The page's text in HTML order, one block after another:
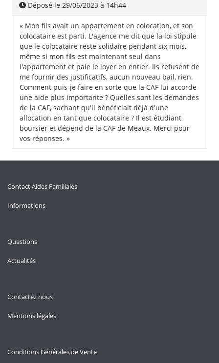
Déposé le 29/06/2023 à 14h44
« Mon fils avait un appartement en colocation, et son
colocataire est parti. L'agence me dit que la loi stipule
que le colocataire reste solidaire pendant six mois,
même si mon fils est maintenant seul dans
l'appartement et paie le loyer en entier. Ils refusent de
me fournir des justificatifs, aucun nouveau bail, rien.
Comment puis-je faire en sorte que la CAF lui accorde
une aide plus importante ? Quelles sont les demandes
de la CAF, sachant qu'il bénéficiait déjà d'une
allocation en tant que colocataire ? Il est étudiant
boursier et dépend de la CAF de Meaux. Merci pour
vos réponses. »
Contact Aides Familiales
Informations
Questions
Actualités
Contactez nous
Mentions légales
Conditions Générales de Vente